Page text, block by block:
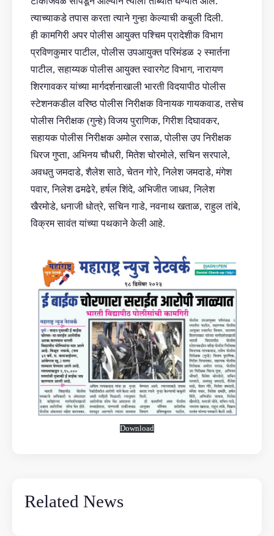
त्याच्याकडे तपास करता त्याने गुन्हा केल्याची कबुली दिली.
ही कामगिरी अपर पोलीस आयुक्त पश्चिम प्रादेशीक विभाग
प्रविणकुमार पाटील, पोलीस उपआयुक्त परिमंडळ २ स्मार्तना
पाटील, सहाय्यक पोलीस आयुक्त स्वारगेट विभाग, नारायण
शिरगावकर यांच्या मार्गदर्शनाखाली भारती विदयापीठ पोलीस
स्टेशनकडील वरिष्ठ पोलीस निरीक्षक विनायक गायकवाड, तसेच
पोलीस निरीक्षक (गुन्हे) विजय पुराणिक, गिरीश दिघावकर,
सहायक पोलीस निरीक्षक अमोल रसाळ, पोलीस उप निरीक्षक
धिरज गुप्ता, अभिनय चौधरी, मितेश चोरमोले, सचिन सरपाले,
अवधतु जमदाडे, शैलेश साठे, चेतन गोरे, निलेश जमदाडे, मंगेश
पवार, निलेश ढमढेरे, हर्षल शिंदे, अभिजीत जाधव, निलेश
खैरमोडे, धनाजी धोत्रे, सचिन गाडे, नवनाथ खताळ, राहुल तांबे,
विक्रम सावंत यांच्या पथकाने केली आहे.
Download
Related News